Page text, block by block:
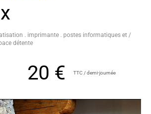
. imprimante . postes informatiques et /
détente
20 € TTC / demi-journée